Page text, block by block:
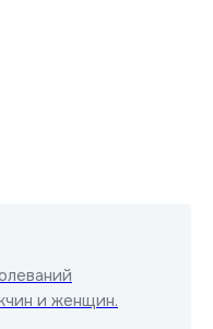
и женщин.